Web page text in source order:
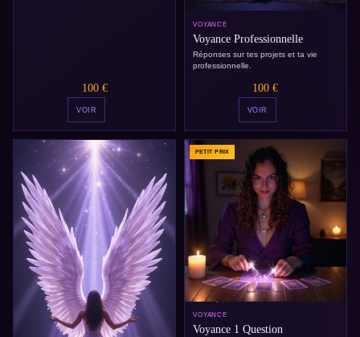
100 €
VOIR
VOYANCE
Voyance Professionnelle
Réponses sur tes projets et ta vie
professionnelle.
100 €
VOIR
PETIT PRIX
VOYANCE
Voyance 1 Question